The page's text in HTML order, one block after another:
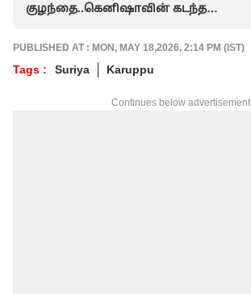
குழந்தை..கெனிஷாவின் கடந்த
PUBLISHED AT : MON, MAY 18,2026, 2:14 PM (IST)
Tags : Suriya Karuppu
Continues below advertisement